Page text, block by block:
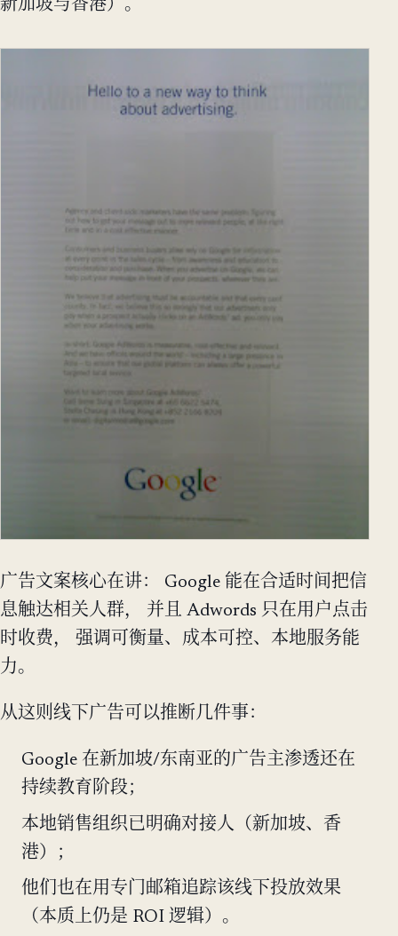
新加坡与香港）。
广告文案核心在讲： Google 能在合适时间把信
息触达相关人群， 并且 Adwords 只在用户点击
时收费， 强调可衡量、成本可控、本地服务能
力。
从这则线下广告可以推断几件事：
Google 在新加坡/东南亚的广告主渗透还在
持续教育阶段；
本地销售组织已明确对接人（新加坡、香
港）；
他们也在用专门邮箱追踪该线下投放效果
（本质上仍是 ROI 逻辑）。